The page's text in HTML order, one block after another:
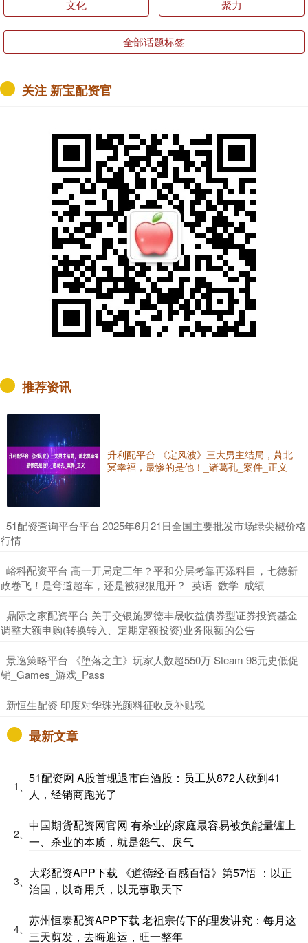
文化 聚力
全部话题标签
关注 新宝配资官
推荐资讯
升利配平台 《定风波》三大男主结局，萧北
冥幸福，最惨的是他！_诸葛孔_案件_正义
​51配资查询平台平台 2025年6月21日全国主要批发市场绿尖椒价格
行情
​峪科配资平台 高一开局定三年？平和分层考靠再添科目，七徳新
政卷飞！是弯道超车，还是被狠狠甩开？_英语_数学_成绩
​鼎际之家配资平台 关于交银施罗德丰晟收益债券型证券投资基金
调整大额申购(转换转入、定期定额投资)业务限额的公告
​景逸策略平台 《堕落之主》玩家人数超550万 Steam 98元史低促
销_Games_游戏_Pass
​新恒生配资 印度对华珠光颜料征收反补贴税
最新文章
1、
51配资网 A股首现退市白酒股：员工从872人砍到41
人，经销商跑光了
2、
中国期货配资网官网 有杀业的家庭最容易被负能量缠上 ​​
一、杀业的本质，就是怨气、戾气
3、
大彩配资APP下载 《道德经·百感百悟》第57悟 ：以正
治国，以奇用兵，以无事取天下
4、
苏州恒泰配资APP下载 老祖宗传下的理发讲究：每月这
三天剪发，去晦迎运，旺一整年